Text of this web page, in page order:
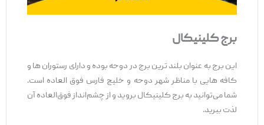
برج کلینیکال
این برج به عنوان بلند ترین برج در دوحه بوده و دارای رستوران ‌ها و
کافه ‌هایی با مناظر شهر دوحه و خلیج فارس فوق ‌العاده است.
شما می‌توانید به برج کلینیکال بروید و از چشم‌انداز فوق‌العاده آن
لذت ببرید.